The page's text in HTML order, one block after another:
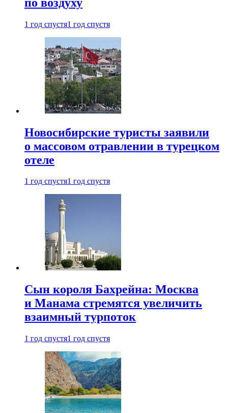
1 год спустя1 год спустя
Новосибирские туристы заявили
о массовом отравлении в турецком
отеле
1 год спустя1 год спустя
Сын короля Бахрейна: Москва
и Манама стремятся увеличить
взаимный турпоток
1 год спустя1 год спустя